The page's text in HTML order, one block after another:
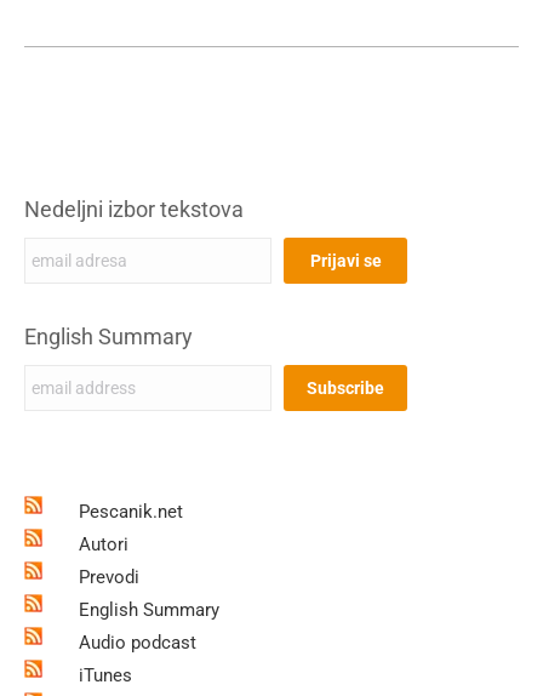
Nedeljni izbor tekstova
English Summary
Pescanik.net
Autori
Prevodi
English Summary
Audio podcast
iTunes